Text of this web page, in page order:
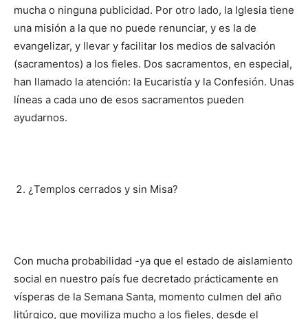
mucha o ninguna publicidad. Por otro lado, la Iglesia tiene
una misión a la que no puede renunciar, y es la de
evangelizar, y llevar y faci­litar los medios de salvación
(sacramentos) a los fieles. Dos sacramentos, en especial,
han llamado la atención: la Eucaristía y la Con­fesión. Unas
líneas a cada uno de esos sacramentos pueden
ayudarnos.
¿Templos cerrados y sin Misa?
Con mucha probabilidad -ya que el estado de aisla­miento
social en nuestro país fue decretado prácticamente en
vísperas de la Se­mana Santa, momento culmen del año
litúrgico, que moviliza mucho a los fieles, desde el